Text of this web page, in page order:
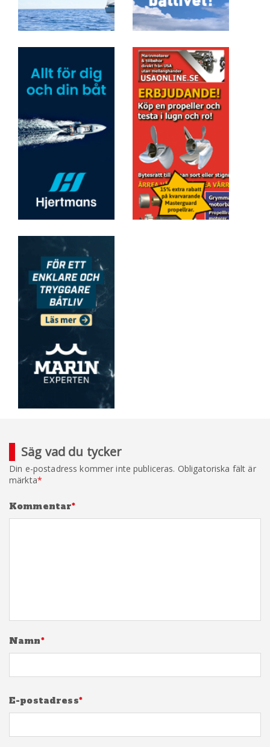
Säg vad du tycker
Din e-postadress kommer inte publiceras. Obligatoriska fält är
märkta*
Kommentar*
Namn*
E-postadress*